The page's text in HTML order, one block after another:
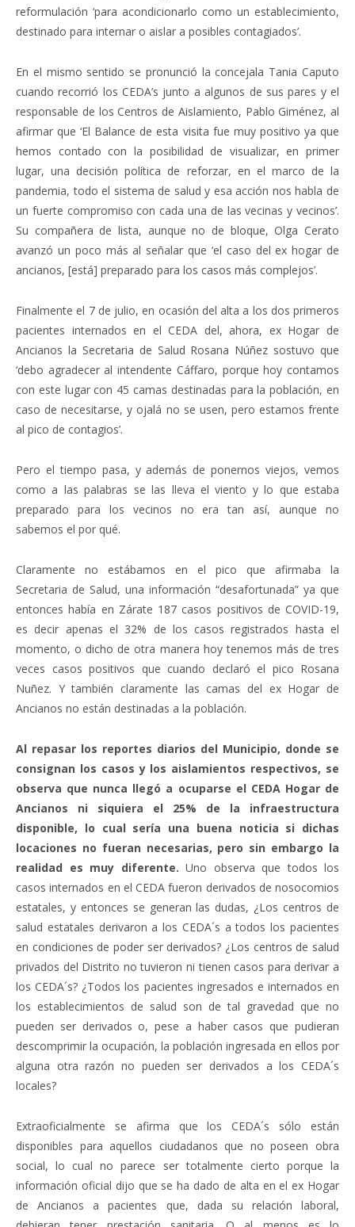
reformulación ‘para acondicionarlo como un establecimiento,
destinado para internar o aislar a posibles contagiados’.
En el mismo sentido se pronunció la concejala Tania Caputo
cuando recorrió los CEDA’s junto a algunos de sus pares y el
responsable de los Centros de Aislamiento, Pablo Giménez, al
afirmar que ‘El Balance de esta visita fue muy positivo ya que
hemos contado con la posibilidad de visualizar, en primer
lugar, una decisión política de reforzar, en el marco de la
pandemia, todo el sistema de salud y esa acción nos habla de
un fuerte compromiso con cada una de las vecinas y vecinos’.
Su compañera de lista, aunque no de bloque, Olga Cerato
avanzó un poco más al señalar que ‘el caso del ex hogar de
ancianos, [está] preparado para los casos más complejos’.
Finalmente el 7 de julio, en ocasión del alta a los dos primeros
pacientes internados en el CEDA del, ahora, ex Hogar de
Ancianos la Secretaria de Salud Rosana Núñez sostuvo que
‘debo agradecer al intendente Cáffaro, porque hoy contamos
con este lugar con 45 camas destinadas para la población, en
caso de necesitarse, y ojalá no se usen, pero estamos frente
al pico de contagios’.
Pero el tiempo pasa, y además de ponernos viejos, vemos
como a las palabras se las lleva el viento y lo que estaba
preparado para los vecinos no era tan así, aunque no
sabemos el por qué.
Claramente no estábamos en el pico que afirmaba la
Secretaria de Salud, una información “desafortunada” ya que
entonces había en Zárate 187 casos positivos de COVID-19,
es decir apenas el 32% de los casos registrados hasta el
momento, o dicho de otra manera hoy tenemos más de tres
veces casos positivos que cuando declaró el pico Rosana
Nuñez. Y también claramente las camas del ex Hogar de
Ancianos no están destinadas a la población.
Al repasar los reportes diarios del Municipio, donde se
consignan los casos y los aislamientos respectivos, se
observa que nunca llegó a ocuparse el CEDA Hogar de
Ancianos ni siquiera el 25% de la infraestructura
disponible, lo cual sería una buena noticia si dichas
locaciones no fueran necesarias, pero sin embargo la
realidad es muy diferente. Uno observa que todos los
casos internados en el CEDA fueron derivados de nosocomios
estatales, y entonces se generan las dudas, ¿Los centros de
salud estatales derivaron a los CEDA´s a todos los pacientes
en condiciones de poder ser derivados? ¿Los centros de salud
privados del Distrito no tuvieron ni tienen casos para derivar a
los CEDA´s? ¿Todos los pacientes ingresados e internados en
los establecimientos de salud son de tal gravedad que no
pueden ser derivados o, pese a haber casos que pudieran
descomprimir la ocupación, la población ingresada en ellos por
alguna otra razón no pueden ser derivados a los CEDA´s
locales?
Extraoficialmente se afirma que los CEDA´s sólo están
disponibles para aquellos ciudadanos que no poseen obra
social, lo cual no parece ser totalmente cierto porque la
información oficial dijo que se ha dado de alta en el ex Hogar
de Ancianos a pacientes que, dada su relación laboral,